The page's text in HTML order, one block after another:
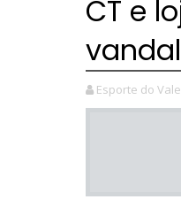
CT e
Esporte do Vale